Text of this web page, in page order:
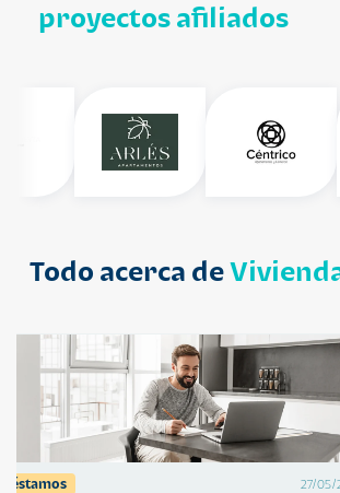
proyectos afiliados
Todo acerca de
27/05/